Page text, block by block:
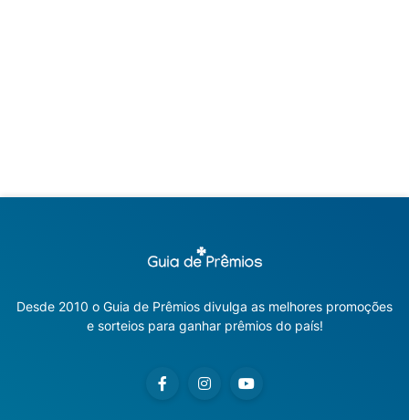
Desde 2010 o Guia de Prêmios divulga as melhores promoções
e sorteios para ganhar prêmios do país!